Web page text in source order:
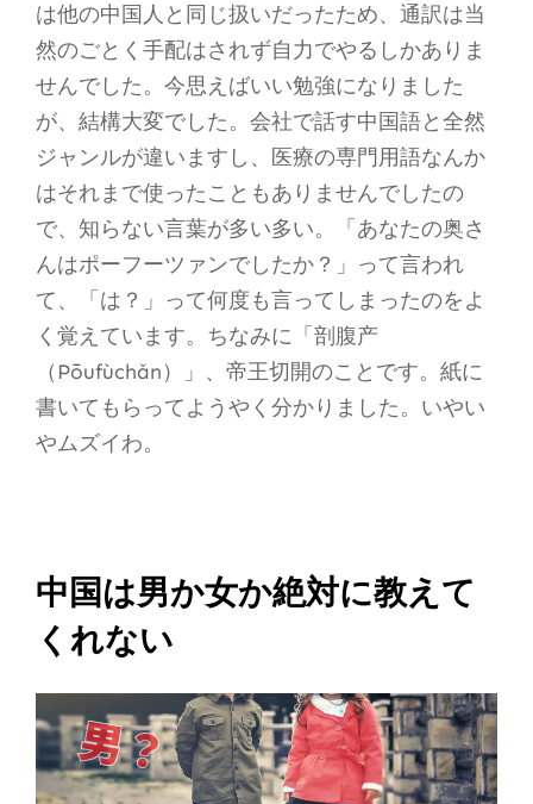
は他の中国人と同じ扱いだったため、通訳は当
然のごとく手配はされず自力でやるしかありま
せんでした。今思えばいい勉強になりました
が、結構大変でした。会社で話す中国語と全然
ジャンルが違いますし、医療の専門用語なんか
はそれまで使ったこともありませんでしたの
で、知らない言葉が多い多い。「あなたの奥さ
んはポーフーツァンでしたか？」って言われ
て、「は？」って何度も言ってしまったのをよ
く覚えています。ちなみに「剖腹产
（Pōufùchǎn）」、帝王切開のことです。紙に
書いてもらってようやく分かりました。いやい
やムズイわ。
中国は男か女か絶対に教えて
くれない